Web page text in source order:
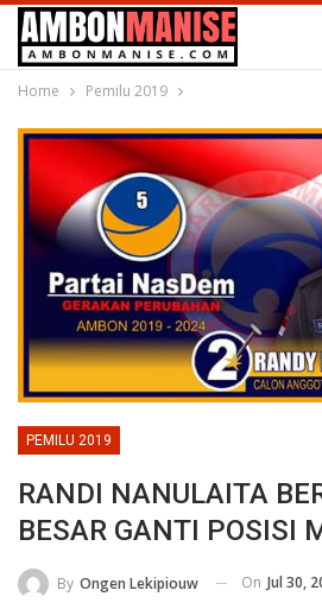
Home Pemilu 2019
PEMILU 2019
RANDI NANULAITA
BESAR GANTI POSISI
By Ongen Lekipiouw On Jul 30,